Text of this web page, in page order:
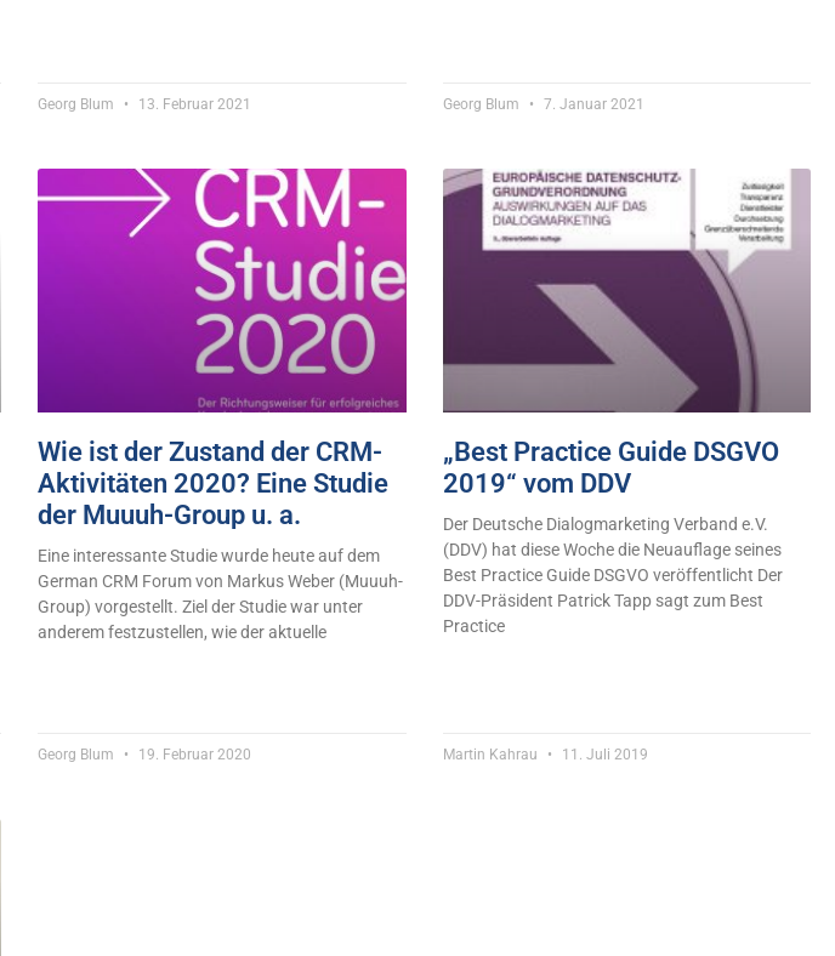
Georg Blum 13. Februar 2021 Georg Blum 7. Januar 2021
Wie ist der Zustand der CRM-
Aktivitäten 2020? Eine Studie
der Muuuh-Group u. a.
Eine interessante Studie wurde heute auf dem
German CRM Forum von Markus Weber (Muuuh-
Group) vorgestellt. Ziel der Studie war unter
anderem festzustellen, wie der aktuelle
Georg Blum 19. Februar 2020
„Best Practice Guide DSGVO
2019“ vom DDV
Der Deutsche Dialogmarketing Verband e.V.
(DDV) hat diese Woche die Neuauflage seines
Best Practice Guide DSGVO veröffentlicht Der
DDV-Präsident Patrick Tapp sagt zum Best
Practice
Martin Kahrau 11. Juli 2019